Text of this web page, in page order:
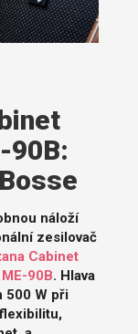
90B:
náloží
zesilovač
Cabinet
90B. Hlava
500 W při